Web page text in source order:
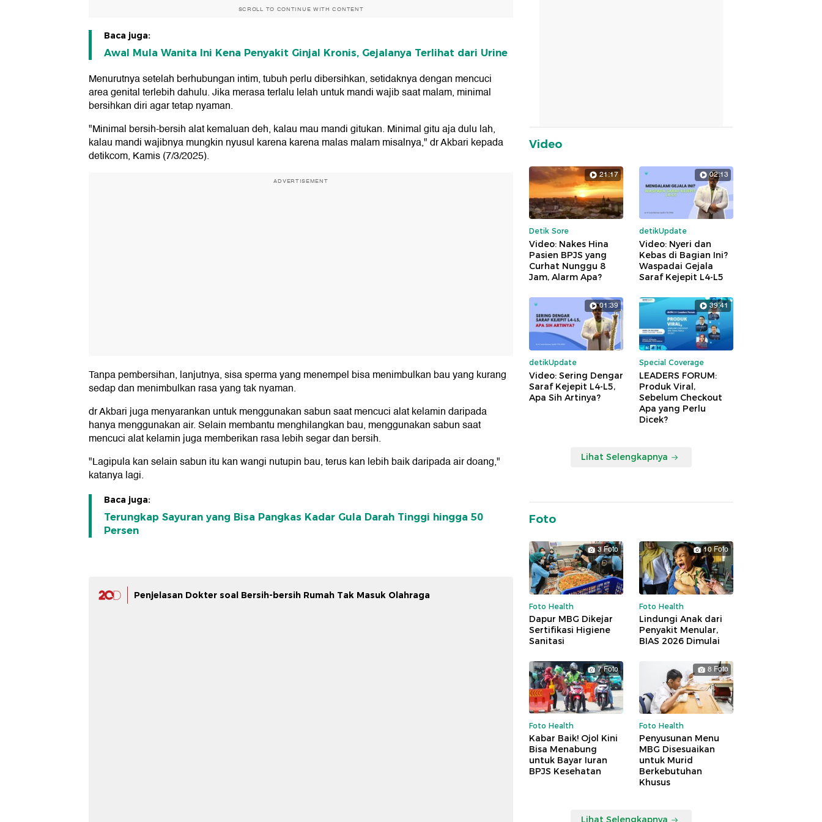
SCROLL TO CONTINUE WITH CONTENT
Baca juga:
Awal Mula Wanita Ini Kena Penyakit Ginjal Kronis, Gejalanya Terlihat dari Urine
Menurutnya setelah berhubungan intim, tubuh perlu dibersihkan, setidaknya dengan mencuci
area genital terlebih dahulu. Jika merasa terlalu lelah untuk mandi wajib saat malam, minimal
bersihkan diri agar tetap nyaman.
"Minimal bersih-bersih alat kemaluan deh, kalau mau mandi gitukan. Minimal gitu aja dulu lah,
kalau mandi wajibnya mungkin nyusul karena karena malas malam misalnya," dr Akbari kepada
detikcom, Kamis (7/3/2025).
ADVERTISEMENT
Tanpa pembersihan, lanjutnya, sisa sperma yang menempel bisa menimbulkan bau yang kurang
sedap dan menimbulkan rasa yang tak nyaman.
dr Akbari juga menyarankan untuk menggunakan sabun saat mencuci alat kelamin daripada
hanya menggunakan air. Selain membantu menghilangkan bau, menggunakan sabun saat
mencuci alat kelamin juga memberikan rasa lebih segar dan bersih.
"Lagipula kan selain sabun itu kan wangi nutupin bau, terus kan lebih baik daripada air doang,"
katanya lagi.
Baca juga:
Terungkap Sayuran yang Bisa Pangkas Kadar Gula Darah Tinggi hingga 50
Persen
Penjelasan Dokter soal Bersih-bersih Rumah Tak Masuk Olahraga
Video
21:17
Detik Sore
Video: Nakes Hina
Pasien BPJS yang
Curhat Nunggu 8
Jam, Alarm Apa?
02:13
detikUpdate
Video: Nyeri dan
Kebas di Bagian Ini?
Waspadai Gejala
Saraf Kejepit L4-L5
01:39
detikUpdate
Video: Sering Dengar
Saraf Kejepit L4-L5,
Apa Sih Artinya?
39:41
Special Coverage
LEADERS FORUM:
Produk Viral,
Sebelum Checkout
Apa yang Perlu
Dicek?
Lihat Selengkapnya
Foto
3 Foto
Foto Health
Dapur MBG Dikejar
Sertifikasi Higiene
Sanitasi
10 Foto
Foto Health
Lindungi Anak dari
Penyakit Menular,
BIAS 2026 Dimulai
7 Foto
Foto Health
Kabar Baik! Ojol Kini
Bisa Menabung
untuk Bayar Iuran
BPJS Kesehatan
8 Foto
Foto Health
Penyusunan Menu
MBG Disesuaikan
untuk Murid
Berkebutuhan
Khusus
Lihat Selengkapnya